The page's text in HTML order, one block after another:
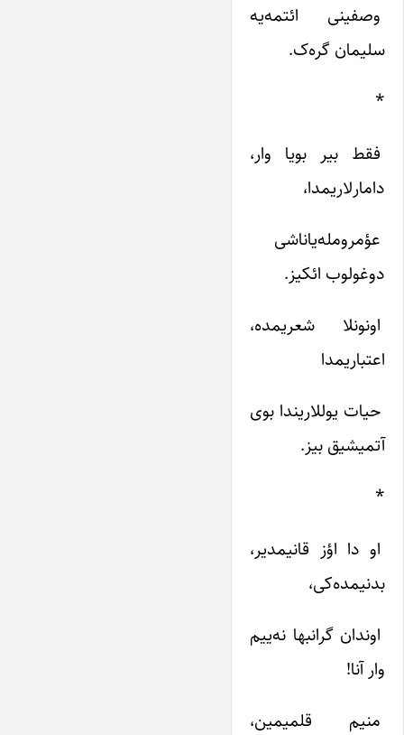
وصفینی‌ ائتمه‌یه‌
سلیمان‌ گره‌ک‌.
*
فقط‌ بیر بویا وار،
دامارلاریمدا،
عؤمرومله‌یاناشی‌
دوغولوب‌ ائکیز.
اونونلا شعریمده‌،
اعتباریمدا
حیات‌ یوللاریندا بوی‌
آتمیشیق‌ بیز.
*
او دا اؤز قانیمدیر،
بدنیمده‌کی‌،
اوندان‌ گرانبها نه‌ییم‌
وار آنا!
منیم‌ قلمیمین‌،